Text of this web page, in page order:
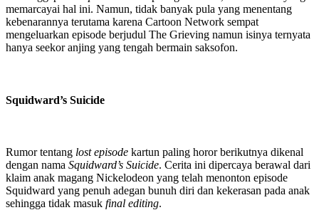
memarcayai hal ini. Namun, tidak banyak pula yang menentang
kebenarannya terutama karena Cartoon Network sempat
mengeluarkan episode berjudul The Grieving namun isinya ternyata
hanya seekor anjing yang tengah bermain saksofon.
Squidward’s Suicide
Rumor tentang lost episode kartun paling horor berikutnya dikenal
dengan nama Squidward’s Suicide. Cerita ini dipercaya berawal dari
klaim anak magang Nickelodeon yang telah menonton episode
Squidward yang penuh adegan bunuh diri dan kekerasan pada anak
sehingga tidak masuk final editing.